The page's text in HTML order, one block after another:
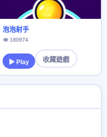
泡泡射手
👁 180974
▶ Play 收藏遊戲